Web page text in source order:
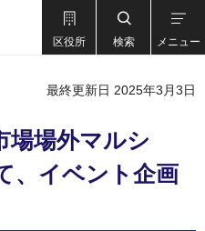
区役所 検索 メニュー
最終更新日 2025年3月3日
場場外マルシ
、イベント企画